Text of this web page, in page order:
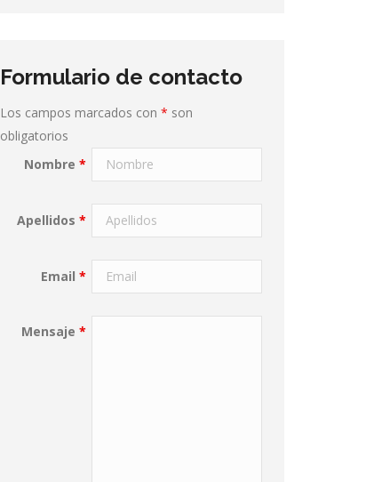
Formulario de contacto
Los campos marcados con * son
obligatorios
Nombre*
Apellidos*
Email*
Mensaje*